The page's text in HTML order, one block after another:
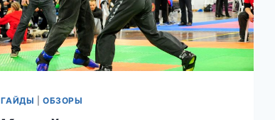
ГАЙДЫ |ОБЗОРЫ